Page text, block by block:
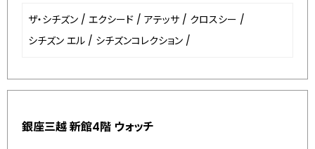
ザ・シチズン / エクシード / アテッサ / クロスシー /
シチズン エル / シチズンコレクション /
銀座三越 新館4階 ウォッチ